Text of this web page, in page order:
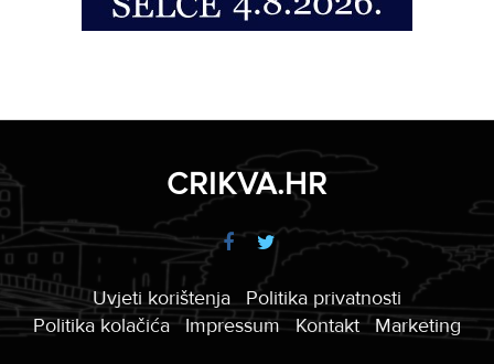
CRIKVA.HR
Uvjeti korištenja
Politika privatnosti
Politika kolačića
Impressum Kontakt Marketing